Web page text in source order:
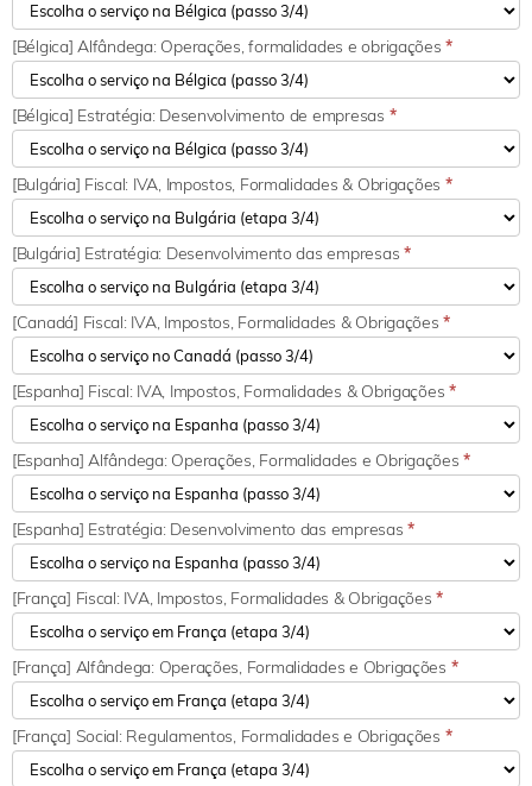
[Bélgica] Alfândega: Operações, formalidades e obrigações*
[Bélgica] Estratégia: Desenvolvimento de empresas *
[Bulgária] Fiscal: IVA, Impostos, Formalidades & Obrigações *
[Bulgária] Estratégia: Desenvolvimento das empresas *
[Canadá] Fiscal: IVA, Impostos, Formalidades & Obrigações*
[Espanha] Fiscal: IVA, Impostos, Formalidades & Obrigações*
[Espanha] Alfândega: Operações, Formalidades e Obrigações*
[Espanha] Estratégia: Desenvolvimento das empresas*
[França] Fiscal: IVA, Impostos, Formalidades & Obrigações*
[França] Alfândega: Operações, Formalidades e Obrigações *
[França] Social: Regulamentos, Formalidades e Obrigações *